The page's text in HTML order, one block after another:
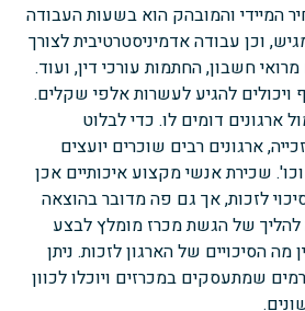
המיידי והמובהק הוא בשעות העבודה
וכן עבודה אדמיניסטרטיבית לצורך
חשבון, החתמות עורכי דין, ועוד.
ויכולים להגיע לעשרות אלפי שקלים.
ארגונים דומים לו. כדי לבלוט
ארגונים רבים שוכרים יועצים
שכירת אנשי מקצוע איכותיים אכן
לזכות, אך גם פה מדובר בהוצאה
להליך של הגשת מכרז מומלץ לבצע
מה הסיכויים של הארגון לזכות. ניתן
שמתעסקים במכרזים ויוכלו לכוון